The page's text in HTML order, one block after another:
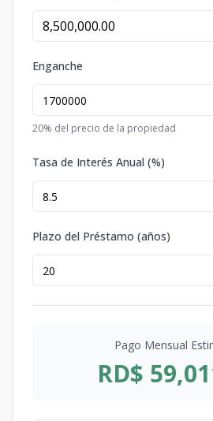
Enganche
20% del precio de la propiedad
Tasa de Interés Anual (%)
Plazo del Préstamo (años)
Pago Mensual
RD$